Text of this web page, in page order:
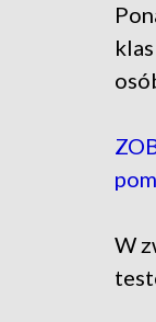
W